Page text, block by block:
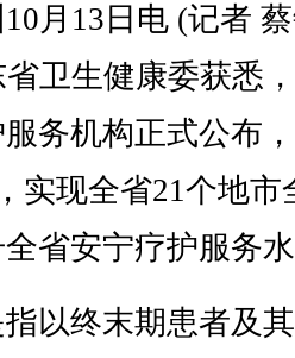
13日电 (记者 蔡
卫生健康委获悉
务机构正式公布
实现全省21个地市
省安宁疗护服务
终末期患者及